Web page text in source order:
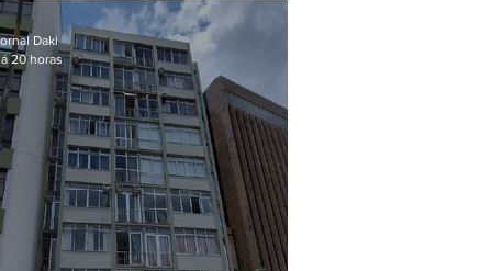
Daki
20 horas